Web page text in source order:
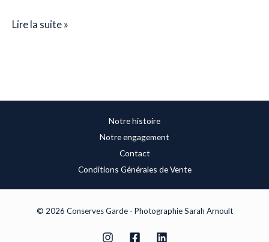
Lire la suite »
Notre histoire
Notre engagement
Contact
Conditions Générales de Vente
© 2026 Conserves Garde - Photographie Sarah Arnoult